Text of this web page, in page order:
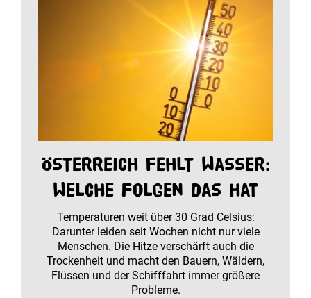
Österreich fehlt Wasser:
Welche Folgen das hat
Temperaturen weit über 30 Grad Celsius:
Darunter leiden seit Wochen nicht nur viele
Menschen. Die Hitze verschärft auch die
Trockenheit und macht den Bauern, Wäldern,
Flüssen und der Schifffahrt immer größere
Probleme.